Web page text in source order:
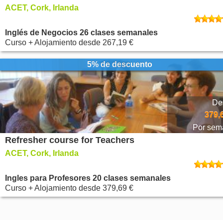
ACET, Cork, Irlanda
Inglés de Negocios 26 clases semanales
Curso + Alojamiento desde 267,19 €
5% de descuento
Por
Refresher course for Teachers
ACET, Cork, Irlanda
Ingles para Profesores 20 clases semanales
Curso + Alojamiento desde 379,69 €